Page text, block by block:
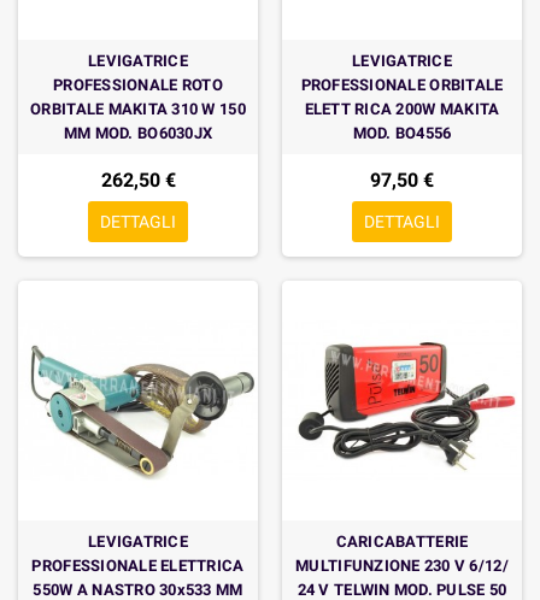
LEVIGATRICE
PROFESSIONALE ROTO
ORBITALE MAKITA 310 W 150
MM MOD. BO6030JX
262,50 €
DETTAGLI
LEVIGATRICE
PROFESSIONALE ORBITALE
ELETT RICA 200W MAKITA
MOD. BO4556
97,50 €
DETTAGLI
LEVIGATRICE
PROFESSIONALE ELETTRICA
550W A NASTRO 30x533 MM
CARICABATTERIE
MULTIFUNZIONE 230 V 6/12/
24 V TELWIN MOD. PULSE 50